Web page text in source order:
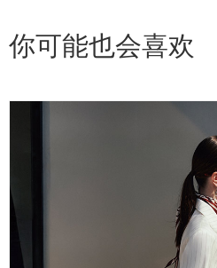
你可能也会喜欢